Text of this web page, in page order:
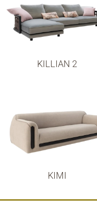
KILLIAN 2
KIMI